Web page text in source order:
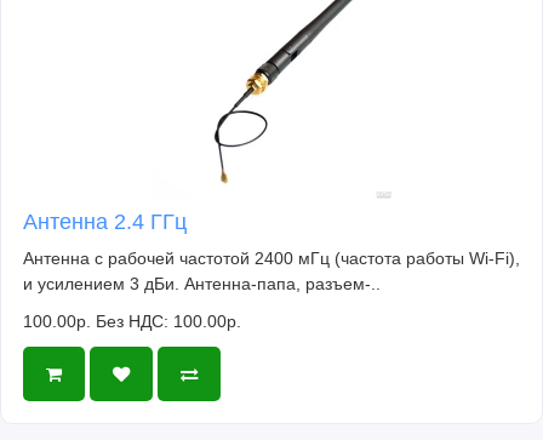
Антенна 2.4 ГГц
Антенна с рабочей частотой 2400 мГц (частота работы Wi-Fi),
и усилением 3 дБи. Антенна-папа, разъем-..
100.00р. Без НДС: 100.00р.